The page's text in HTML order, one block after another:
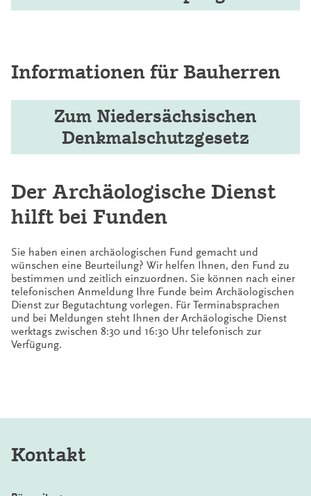
Informationen für Bauherren
Zum Niedersächsischen
Denkmalschutzgesetz
Der Archäologische Dienst
hilft bei Funden
Sie haben einen archäologischen Fund gemacht und
wünschen eine Beurteilung? Wir helfen Ihnen, den Fund zu
bestimmen und zeitlich einzuordnen. Sie können nach einer
telefonischen Anmeldung Ihre Funde beim Archäologischen
Dienst zur Begutachtung vorlegen. Für Terminabsprachen
und bei Meldungen steht Ihnen der Archäologische Dienst
werktags zwischen 8:30 und 16:30 Uhr telefonisch zur
Verfügung.
Kontakt